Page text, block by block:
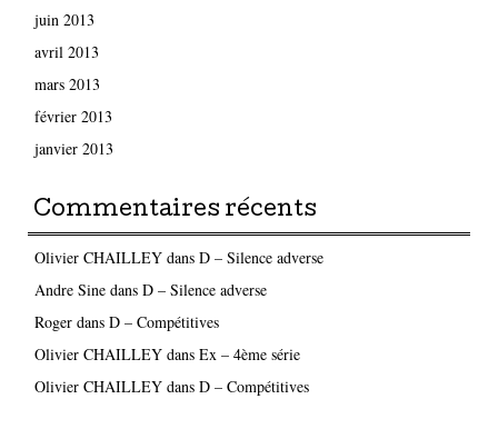
juin 2013
avril 2013
mars 2013
février 2013
janvier 2013
Commentaires récents
Olivier CHAILLEYdans D – Silence adverse
Andre Sinedans D – Silence adverse
Rogerdans D – Compétitives
Olivier CHAILLEYdans Ex – 4ème série
Olivier CHAILLEYdans D – Compétitives